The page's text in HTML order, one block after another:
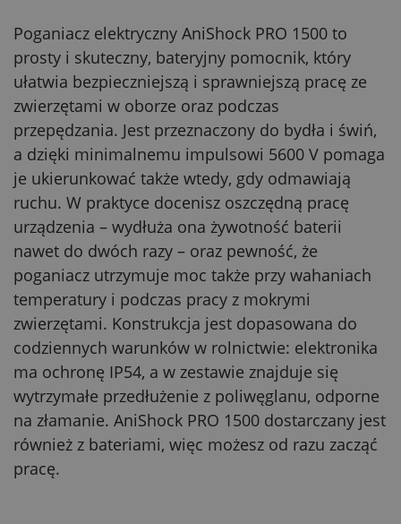
Poganiacz elektryczny AniShock PRO 1500 to
prosty i skuteczny, bateryjny pomocnik, który
ułatwia bezpieczniejszą i sprawniejszą pracę ze
zwierzętami w oborze oraz podczas
przepędzania. Jest przeznaczony do bydła i świń,
a dzięki minimalnemu impulsowi 5600 V pomaga
je ukierunkować także wtedy, gdy odmawiają
ruchu. W praktyce docenisz oszczędną pracę
urządzenia – wydłuża ona żywotność baterii
nawet do dwóch razy – oraz pewność, że
poganiacz utrzymuje moc także przy wahaniach
temperatury i podczas pracy z mokrymi
zwierzętami. Konstrukcja jest dopasowana do
codziennych warunków w rolnictwie: elektronika
ma ochronę IP54, a w zestawie znajduje się
wytrzymałe przedłużenie z poliwęglanu, odporne
na złamanie. AniShock PRO 1500 dostarczany jest
również z bateriami, więc możesz od razu zacząć
pracę.